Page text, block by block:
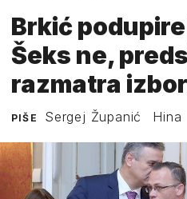
Brkić
Šeks ne,
razmatra
PIŠE Sergej Županić Hina